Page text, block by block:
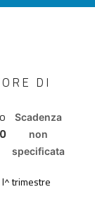
DI
Scadenza
non
specificata
trimestre